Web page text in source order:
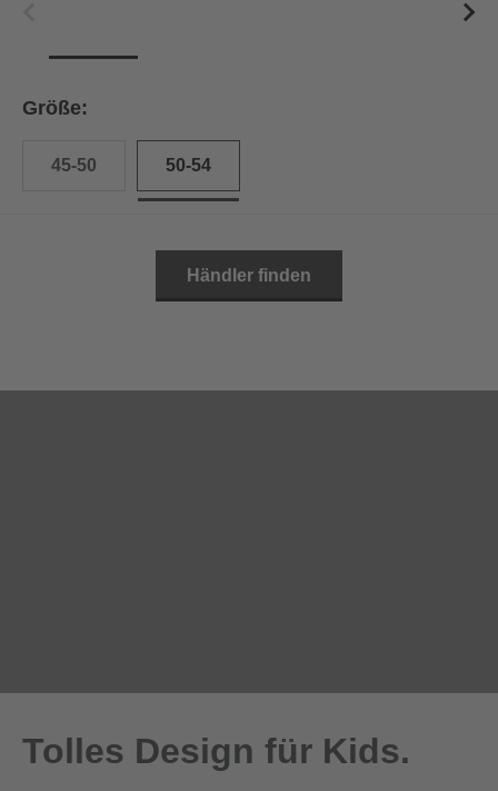
Größe:
45-50 50-54
Händler finden
Tolles Design für Kids.